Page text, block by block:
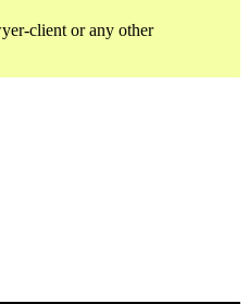
client or any other